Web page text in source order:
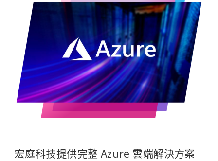
宏庭科技提供完整 Azure 雲端解決方案